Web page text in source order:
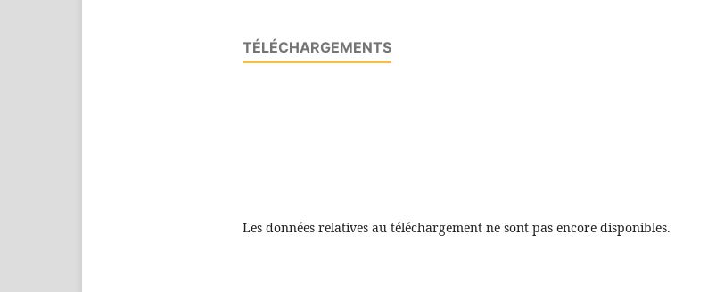
TÉLÉCHARGEMENTS
Les données relatives au téléchargement ne sont pas encore disponibles.